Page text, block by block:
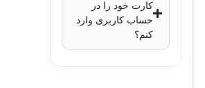
کارت خود را در
حساب کاربری وارد
کنم؟